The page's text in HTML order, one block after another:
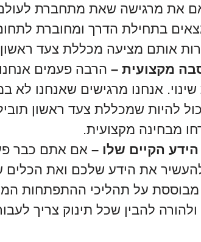
את מרגישה שאת מתחברת לעולם
בתחילת הדרך ומחוברת
אותם מציעה מכללת צעד ראשון
מקצועית – הרבה פעמים אנחנו
אנחנו מרגישים שאנחנו לא
להיות שמכללת צעד ראשון
מבחינה מקצועית.
הקיים שלו – אם אתם כבר
את הידע שלכם ואת
על תהליכי ההתפתחות
להבין שכל תינוק צריך